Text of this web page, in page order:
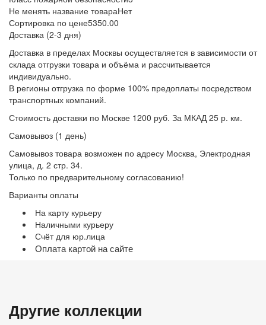
Не менять название товараНет
Сортировка по цене5350.00
Доставка (2-3 дня)
Доставка в пределах Москвы осуществляется в зависимости от
склада отгрузки товара и объёма и рассчитывается
индивидуально.
В регионы отгрузка по форме 100% предоплаты посредством
транспортных компаний.
Стоимость доставки по Москве 1200 руб. За МКАД 25 р. км.
Самовывоз (1 день)
Самовывоз товара возможен по адресу Москва, Электродная
улица, д. 2 стр. 34.
Только по предварительному согласованию!
Варианты оплаты
На карту курьеру
Наличными курьеру
Счёт для юр.лица
Оплата картой на сайте
Другие коллекции